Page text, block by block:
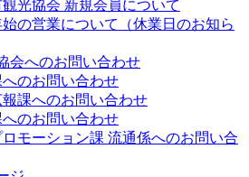
光協会 新規会員について
の営業について（休業日のお知ら
会へのお問い合わせ
のお問い合わせ
課へのお問い合わせ
のお問い合わせ
モーション課 流通係へのお問い合